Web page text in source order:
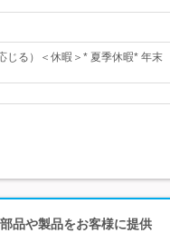
じる）＜休暇＞* 夏季休暇* 年末
品や製品をお客様に提供